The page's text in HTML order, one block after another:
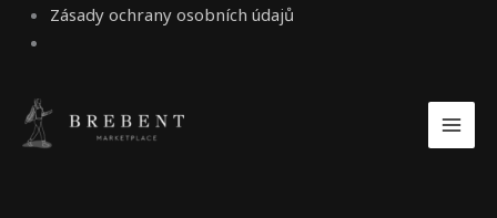
Zásady ochrany osobních údajů
Vyhledat
pro: